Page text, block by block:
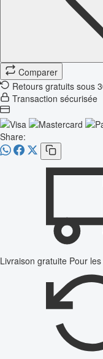
Comparer
Retours gratuits sous
Transaction sécurisée
Share:
Livraison gratuite Pour